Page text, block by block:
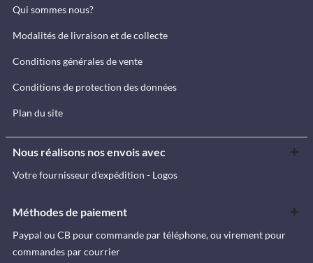
Qui sommes nous?
Modalités de livraison et de collecte
Conditions générales de vente
Conditions de protection des données
Plan du site
Nous réalisons nos envois avec
Votre fournisseur d'expédition - Logos
Méthodes de paiement
Paypal ou CB pour commande par téléphone, ou virement pour
commandes par courrier